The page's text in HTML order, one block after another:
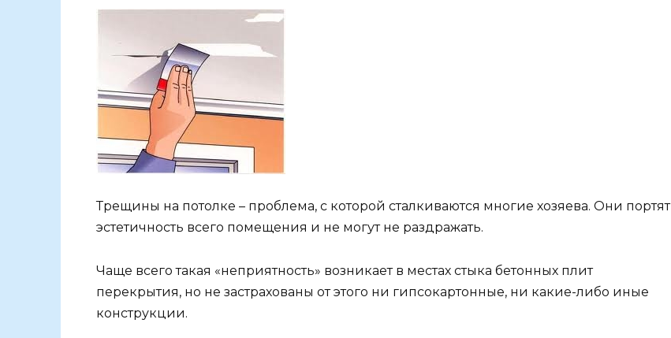
Трещины на потолке – проблема, с которой сталкиваются многие хозяева. Они портят
эстетичность всего помещения и не могут не раздражать.
Чаще всего такая «неприятность» возникает в местах стыка бетонных плит
перекрытия, но не застрахованы от этого ни гипсокартонные, ни какие-либо иные
конструкции.